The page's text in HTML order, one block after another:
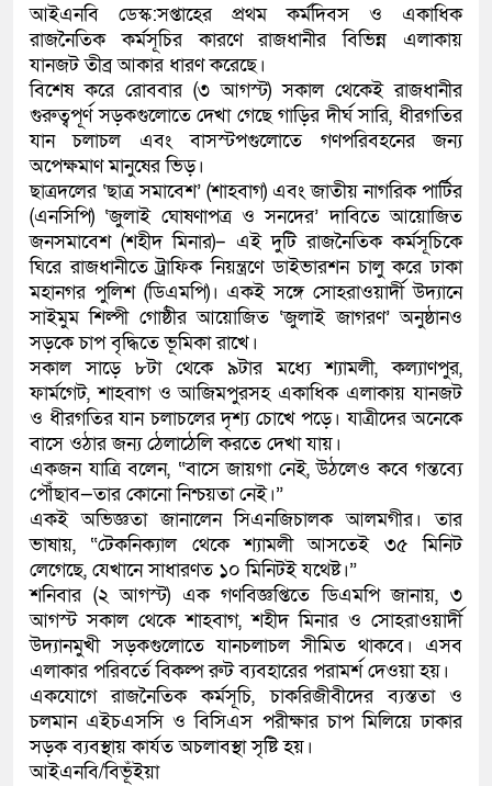
লতিফ সিদ্দিকী
নতুন মামলায় গ্রেফতার
কলিমউল্লাহকে (ভিডিও)
আইএনবি ডেস্ক:সপ্তাহের প্রথম কর্মদিবস ও একাধিক
রাজনৈতিক কর্মসূচির কারণে রাজধানীর বিভিন্ন এলাকায়
যানজট তীব্র আকার ধারণ করেছে।
বিশেষ করে রোববার (৩ আগস্ট) সকাল থেকেই রাজধানীর
গুরুত্বপূর্ণ সড়কগুলোতে দেখা গেছে গাড়ির দীর্ঘ সারি, ধীরগতির
যান চলাচল এবং বাসস্টপগুলোতে গণপরিবহনের জন্য
অপেক্ষমাণ মানুষের ভিড়।
ছাত্রদলের ‘ছাত্র সমাবেশ’ (শাহবাগ) এবং জাতীয় নাগরিক পার্টির
(এনসিপি) ‘জুলাই ঘোষণাপত্র ও সনদের’ দাবিতে আয়োজিত
জনসমাবেশ (শহীদ মিনার)– এই দুটি রাজনৈতিক কর্মসূচিকে
ঘিরে রাজধানীতে ট্রাফিক নিয়ন্ত্রণে ডাইভারশন চালু করে ঢাকা
মহানগর পুলিশ (ডিএমপি)। একই সঙ্গে সোহরাওয়ার্দী উদ্যানে
সাইমুম শিল্পী গোষ্ঠীর আয়োজিত ‘জুলাই জাগরণ’ অনুষ্ঠানও
সড়কে চাপ বৃদ্ধিতে ভূমিকা রাখে।
সকাল সাড়ে ৮টা থেকে ৯টার মধ্যে শ্যামলী, কল্যাণপুর,
ফার্মগেট, শাহবাগ ও আজিমপুরসহ একাধিক এলাকায় যানজট
ও ধীরগতির যান চলাচলের দৃশ্য চোখে পড়ে। যাত্রীদের অনেকে
বাসে ওঠার জন্য ঠেলাঠেলি করতে দেখা যায়।
একজন যাত্রি বলেন, “বাসে জায়গা নেই, উঠলেও কবে গন্তব্যে
পৌঁছাব—তার কোনো নিশ্চয়তা নেই।”
একই অভিজ্ঞতা জানালেন সিএনজিচালক আলমগীর। তার
ভাষায়, “টেকনিক্যাল থেকে শ্যামলী আসতেই ৩৫ মিনিট
লেগেছে, যেখানে সাধারণত ১০ মিনিটই যথেষ্ট।”
শনিবার (২ আগস্ট) এক গণবিজ্ঞপ্তিতে ডিএমপি জানায়, ৩
আগস্ট সকাল থেকে শাহবাগ, শহীদ মিনার ও সোহরাওয়ার্দী
উদ্যানমুখী সড়কগুলোতে যানচলাচল সীমিত থাকবে। এসব
এলাকার পরিবর্তে বিকল্প রুট ব্যবহারের পরামর্শ দেওয়া হয়।
একযোগে রাজনৈতিক কর্মসূচি, চাকরিজীবীদের ব্যস্ততা ও
চলমান এইচএসসি ও বিসিএস পরীক্ষার চাপ মিলিয়ে ঢাকার
সড়ক ব্যবস্থায় কার্যত অচলাবস্থা সৃষ্টি হয়।
আইএনবি/বিভূঁইয়া